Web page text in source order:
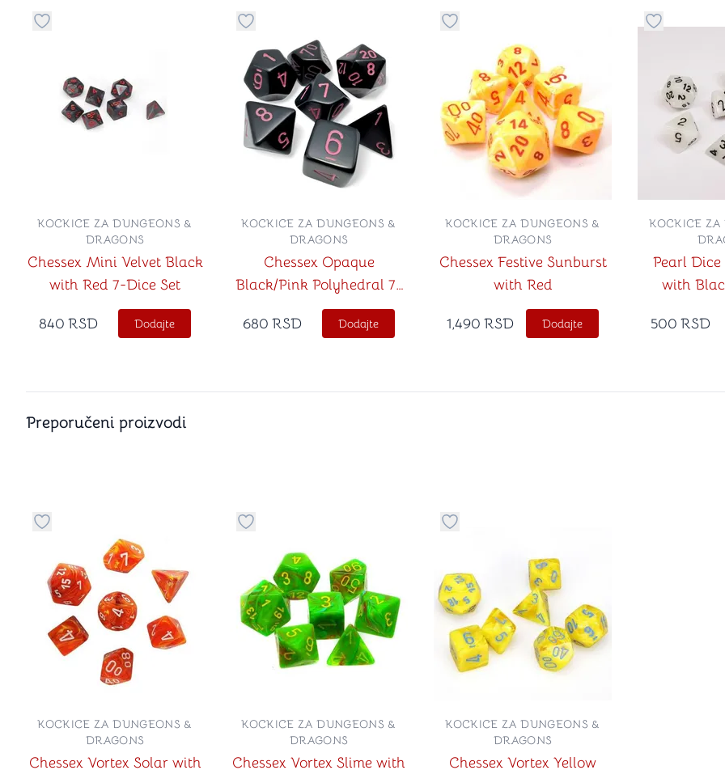
Dugme za dodavanje stvari u kategoriju omiljeno
Chessex Mini Velvet Black
with Red 7-Dice Set
KOCKICE ZA DUNGEONS &
DRAGONS
840 RSD Dodajte
Dugme za dodavanje stvari u kategoriju omiljeno
Chessex Opaque
Black/Pink Polyhedral 7-
Die Set
KOCKICE ZA DUNGEONS &
DRAGONS
680 RSD Dodajte
Dugme za dodavanje stvari u kategoriju
Chessex Festive Sunburst
with Red
KOCKICE ZA DUNGEONS &
DRAGONS
1,490 RSD Dodajte
Dugme za
Pearl
with
KOCKICE ZA
500 RSD
Preporučeni proizvodi
Dugme za dodavanje stvari u kategoriju omiljeno
Chessex Vortex Solar with
KOCKICE ZA DUNGEONS &
DRAGONS
Dugme za dodavanje stvari u kategoriju omiljeno
Chessex Vortex Slime with
KOCKICE ZA DUNGEONS &
DRAGONS
Dugme za dodavanje stvari u kategoriju omiljeno
Chessex Vortex Yellow
KOCKICE ZA DUNGEONS &
DRAGONS